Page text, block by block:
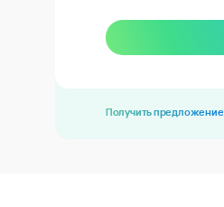
Получить предложение